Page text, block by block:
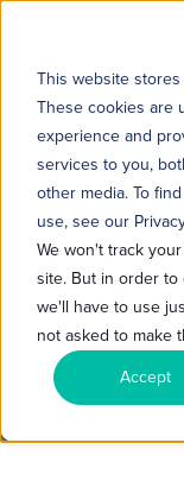
This website
These cookies are
experience and
services to you,
other media. To
use, see our
We won't track
site. But in order
we'll have to use
not asked to make
Accept
8 MIN READ
SUPERÁ-